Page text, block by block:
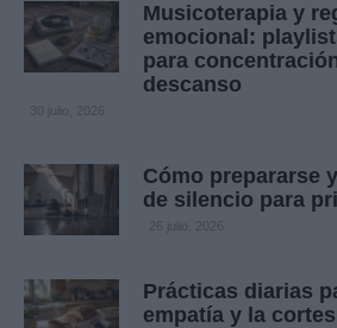
Musicoterapia y
emocional:
para
descanso
30 julio, 2026
Cómo prepararse
de silencio para
Prácticas diarias
empatía y la